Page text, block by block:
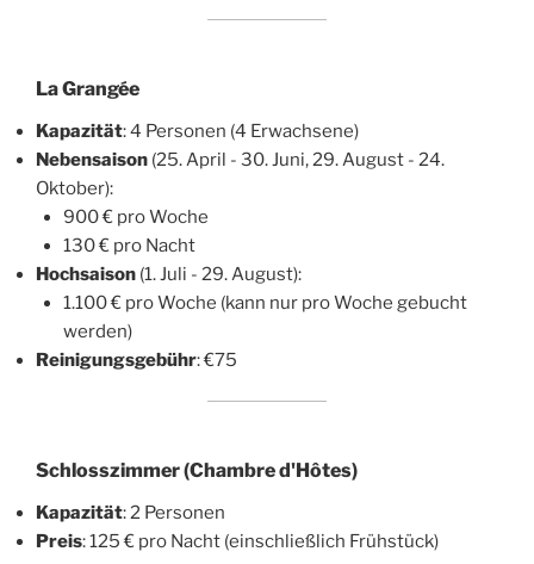
La Grangée
Kapazität: 4 Personen (4 Erwachsene)
Nebensaison (25. April - 30. Juni, 29. August - 24.
Oktober):
900 € pro Woche
130 € pro Nacht
Hochsaison (1. Juli - 29. August):
1.100 € pro Woche (kann nur pro Woche gebucht
werden)
Reinigungsgebühr: €75
Schlosszimmer (Chambre d'Hôtes)
Kapazität: 2 Personen
Preis: 125 € pro Nacht (einschließlich Frühstück)